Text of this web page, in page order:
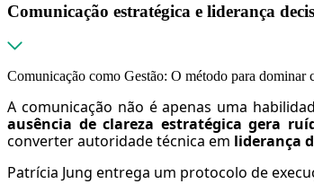
Comunicação estratégica e liderança
Comunicação como Gestão: O método para
A comunicação não é apenas uma
ausência de clareza estratégica gera
converter autoridade técnica em liderança
Patrícia Jung entrega um protocolo de